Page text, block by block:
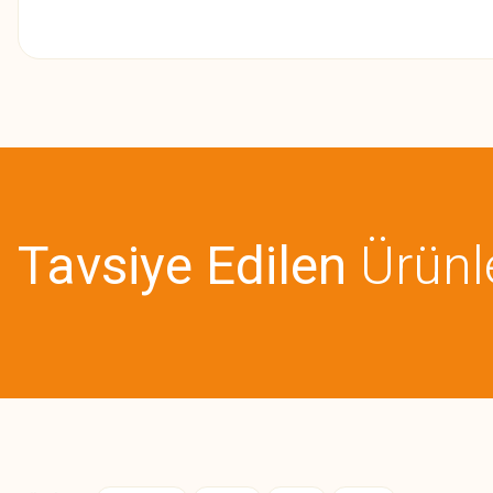
Ürün bilgilerinde hatalar bulunuyor.
Ürün fiyatı diğer sitelerden daha pahalı.
Tavsiye Edilen